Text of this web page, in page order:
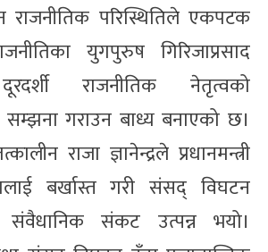
राजनीतिक परिस्थितिले एकपटक
युगपुरुष गिरिजाप्रसाद
राजनीतिक नेतृत्वको
सम्झना गराउन बाध्य बनाएको छ।
राजा ज्ञानेन्द्रले प्रधानमन्त्री
बर्खास्त गरी संसद् विघटन
संकट उत्पन्न भयो।